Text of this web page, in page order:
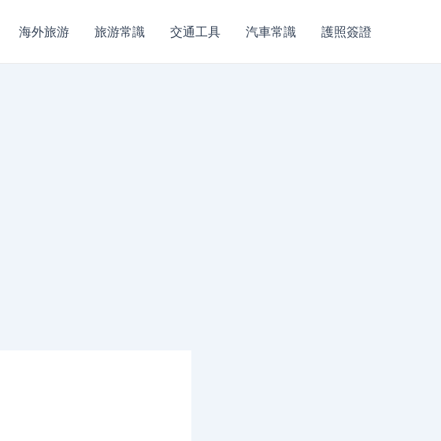
海外旅游 旅游常識 交通工具 汽車常識 護照簽證